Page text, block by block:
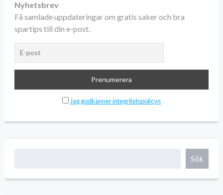
Nyhetsbrev
Få samlade uppdateringar om gratis saker och bra
spartips till din e-post.
Jag godkänner integritetspolicyn
Sök